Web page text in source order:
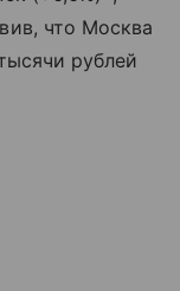
что Москва
рублей